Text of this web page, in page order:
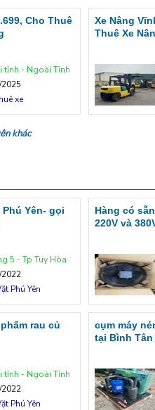
Cho Thuê
tỉnh - Ngoài Tỉnh
xe
Xe Nâng
Thuê Xe
khác
Yên- gọi
5 - Tp Tuy Hòa
2022
Phú Yên
Hàng có
220V và
rau củ
tỉnh - Ngoài Tỉnh
Phú Yên
cụm máy
tại Bình Tân